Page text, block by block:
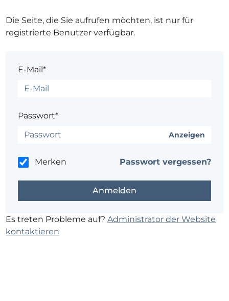
Die Seite, die Sie aufrufen möchten, ist nur für
registrierte Benutzer verfügbar.
E-Mail*
Passwort*
Anzeigen
Merken Passwort vergessen?
Es treten Probleme auf?Administrator der Website
kontaktieren